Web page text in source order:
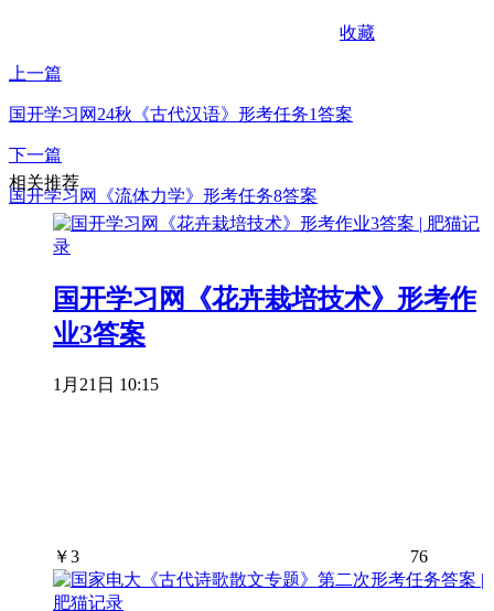
收藏
上一篇
国开学习网24秋《古代汉语》形考任务1答案
下一篇
国开学习网《流体力学》形考任务8答案
相关推荐
国开学习网《花卉栽培技术》形考作
业3答案
1月21日 10:15
￥3 76